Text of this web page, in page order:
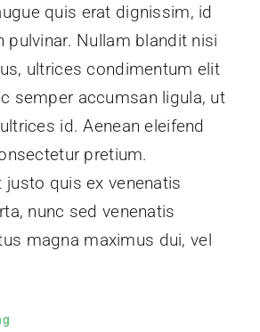
quis erat dignissim, id
pulvinar. Nullam blandit nisi
ultrices condimentum elit
semper accumsan ligula, ut
id. Aenean eleifend
pretium.
quis ex venenatis
nunc sed venenatis
magna maximus dui, vel